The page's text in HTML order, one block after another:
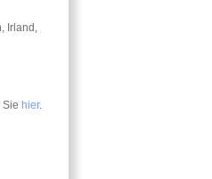
Irland,
Sie hier.